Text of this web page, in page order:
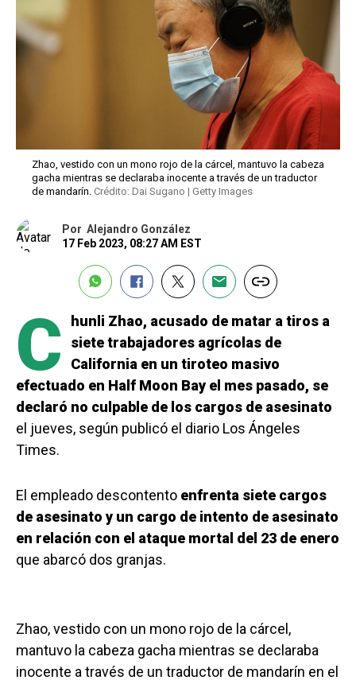
Zhao, vestido con un mono rojo de la cárcel, mantuvo la cabeza
gacha mientras se declaraba inocente a través de un traductor
de mandarín. Crédito: Dai Sugano | Getty Images
Por Alejandro González
17 Feb 2023, 08:27 AM EST
C
hunli Zhao, acusado de matar a tiros a
siete trabajadores agrícolas de
California en un tiroteo masivo
efectuado en Half Moon Bay el mes pasado, se
declaró no culpable de los cargos de asesinato
el jueves, según publicó el diario Los Ángeles
Times.
El empleado descontento enfrenta siete cargos
de asesinato y un cargo de intento de asesinato
en relación con el ataque mortal del 23 de enero
que abarcó dos granjas.
Zhao, vestido con un mono rojo de la cárcel,
mantuvo la cabeza gacha mientras se declaraba
inocente a través de un traductor de mandarín en el